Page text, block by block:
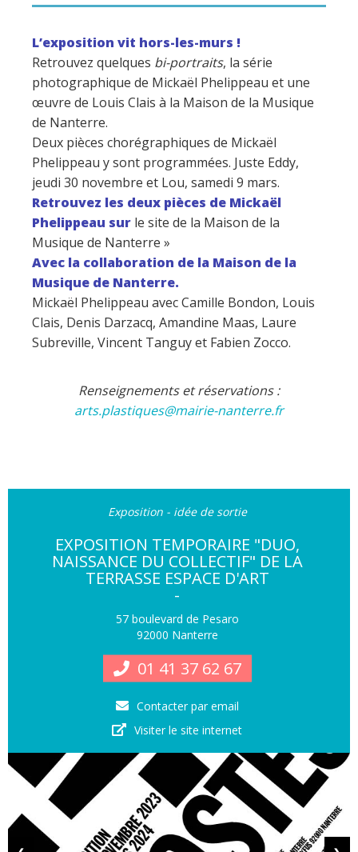
L’exposition vit hors-les-murs !
Retrouvez quelques bi-portraits, la série
photographique de Mickaël Phelippeau et une
œuvre de Louis Clais à la Maison de la Musique
de Nanterre.
Deux pièces chorégraphiques de Mickaël
Phelippeau y sont programmées. Juste Eddy,
jeudi 30 novembre et Lou, samedi 9 mars.
Retrouvez les deux pièces de Mickaël
Phelippeau sur le site de la Maison de la
Musique de Nanterre »
Avec la collaboration de la Maison de la
Musique de Nanterre.
Mickaël Phelippeau avec Camille Bondon, Louis
Clais, Denis Darzacq, Amandine Maas, Laure
Subreville, Vincent Tanguy et Fabien Zocco.
Renseignements et réservations :
arts.plastiques@mairie-nanterre.fr
Exposition - idée de sortie
EXPOSITION TEMPORAIRE "DUO,
NAISSANCE DU COLLECTIF" DE LA
TERRASSE ESPACE D'ART
-
57 boulevard de Pesaro
92000 Nanterre
01 41 37 62 67
Contacter par email
Visiter le site internet